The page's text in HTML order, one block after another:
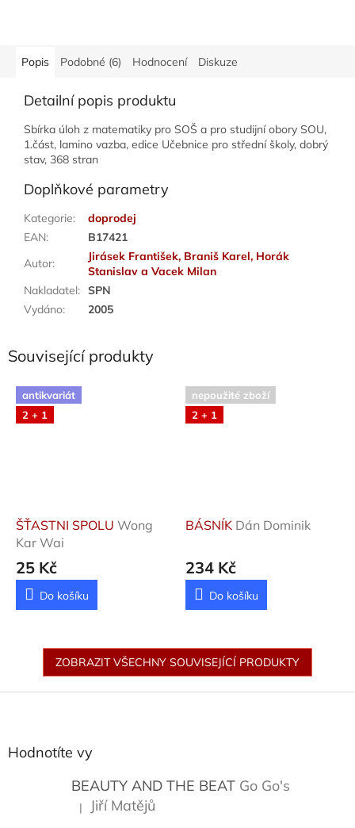
Popis Podobné (6) Hodnocení Diskuze
Detailní popis produktu
Sbírka úloh z matematiky pro SOŠ a pro studijní obory SOU,
1.část, lamino vazba, edice Učebnice pro střední školy, dobrý
stav, 368 stran
Doplňkové parametry
Kategorie:
doprodej
EAN:
B17421
Autor:
Jirásek František, Braniš Karel, Horák
Stanislav a Vacek Milan
Nakladatel: SPN
Vydáno: 2005
Související produkty
antikvariát
2 + 1
ŠŤASTNI SPOLU Wong
Kar Wai
25 Kč
Do košíku
nepoužité zboží
2 + 1
BÁSNÍK Dán Dominik
234 Kč
Do košíku
ZOBRAZIT VŠECHNY SOUVISEJÍCÍ PRODUKTY
Hodnotíte vy
BEAUTY AND THE BEAT Go Go's
Hodnocení produktu je 5 z 5 hvězdiček.
| Jiří Matějů